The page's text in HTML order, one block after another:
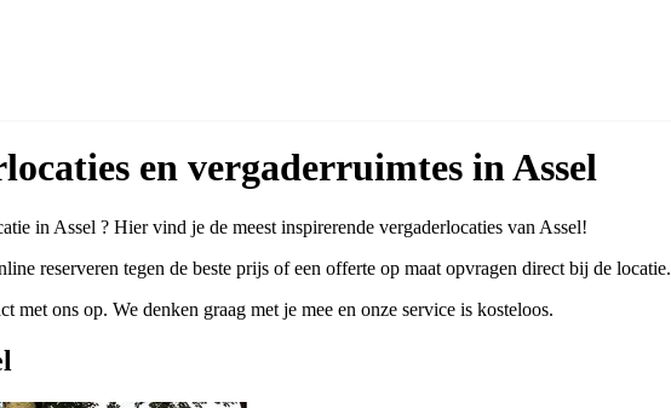
en vergaderruimtes in Assel
in Assel ? Hier vind je de meest inspirerende vergaderlocaties van Assel!
reserveren tegen de beste prijs of een offerte op maat opvragen direct bij de locatie.
ons op. We denken graag met je mee en onze service is kosteloos.